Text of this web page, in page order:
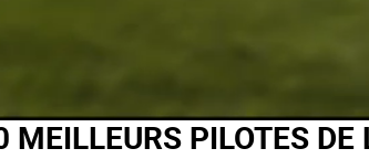
MEILLEURS PILOTES DE